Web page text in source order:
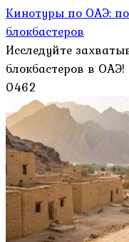
Кинотуры по ОАЭ:
блокбастеров
Исследуйте
блокбастеров в ОАЭ!
0462